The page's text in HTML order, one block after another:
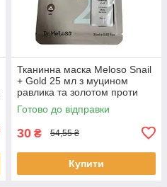
Тканинна маска Meloso Snail
+ Gold 25 мл з муцином
равлика та золотом проти
недосконалостей для сяйва
Мелосо
Готово до відправки
30 ₴ 54,55 ₴
Купити